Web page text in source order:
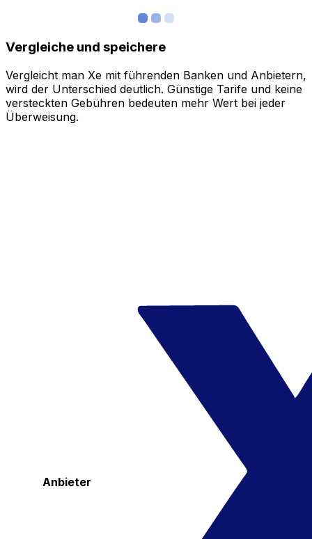
Vergleiche und speichere
Vergleicht man Xe mit führenden Banken und Anbietern,
wird der Unterschied deutlich. Günstige Tarife und keine
versteckten Gebühren bedeuten mehr Wert bei jeder
Überweisung.
Anbieter